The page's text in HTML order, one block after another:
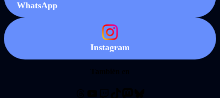
WhatsApp
Instagram